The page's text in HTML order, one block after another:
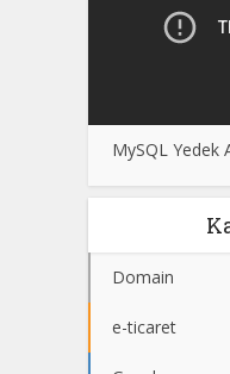
MySQL Yedek
Domain
e-ticaret